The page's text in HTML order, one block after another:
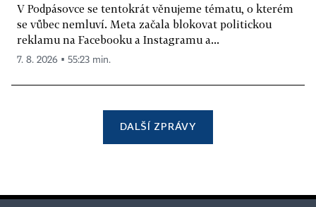
V Podpásovce se tentokrát věnujeme tématu, o kterém
se vůbec nemluví. Meta začala blokovat politickou
reklamu na Facebooku a Instagramu a...
7. 8. 2026 ▪ 55:23 min.
DALŠÍ ZPRÁVY